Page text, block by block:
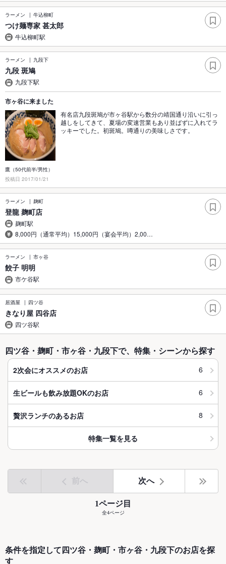
ラーメン 牛込柳町
つけ麺専家 甚太郎
牛込柳町駅
ラーメン 九段下
九段 斑鳩
九段下駅
市ヶ谷に来ました
有名店九段斑鳩が市ヶ谷駅から数分の靖国通り沿いに引っ
越しをしてきて、夏場の変速営業もあり並ばずに入れてラ
ッキーでした。初斑鳩。噂通りの美味しさです。
鷹（50代前半/男性）
投稿日 2017/01/21
ラーメン 麹町
登龍 麹町店
麹町駅
8,000円（通常平均）15,000円（宴会平均）2,00…
ラーメン 市ヶ谷
餃子 明明
市ケ谷駅
居酒屋 四ツ谷
きなり屋 四谷店
四ツ谷駅
四ツ谷・麹町・市ヶ谷・九段下で、特集・シーンから探す
2次会にオススメのお店 6
生ビールも飲み放題OKのお店 6
贅沢ランチのあるお店 8
特集一覧を見る
前へ 次へ
1ページ目
全4ページ
条件を指定して四ツ谷・麹町・市ヶ谷・九段下のお店を探
す